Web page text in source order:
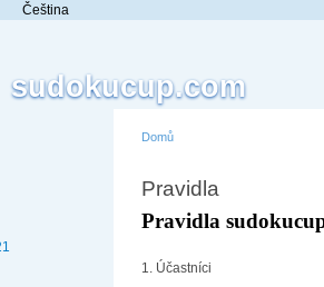
Čeština
sudokucup.com
Domů
Pravidla
Pravidla
1. Účastníci